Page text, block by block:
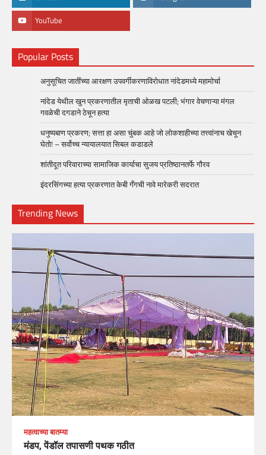
YouTube
Popular Posts
अनुसूचित जातींच्या आरक्षण उपवर्गीकरणाविरोधात नांदेडमध्ये महामोर्चा
नांदेड येथील खुन प्रकरणातील मृताची ओळख पटली; भंगार वेचणाऱ्या मंगल
गवळेची दगडाने ठेचून हत्या
धनुष्यबाण प्रकरण; सत्ता हा असा चुंबक आहे जो लोकशाहीच्या तत्त्वांनाच खेचून
घेतो! – सर्वोच्च न्यायालयात सिबल कडाडले
शांतीदूत परिवाराच्या सामाजिक कार्याचा सुजय प्रतिष्ठानतर्फे गौरव
इंदरसिंगच्या हत्या प्रकरणात केबी गँगची नावे मारेकरी सदरात
Trending News
महत्वाच्या बातम्या
मंडप, पेंडॉल तपासणी पथक गठीत